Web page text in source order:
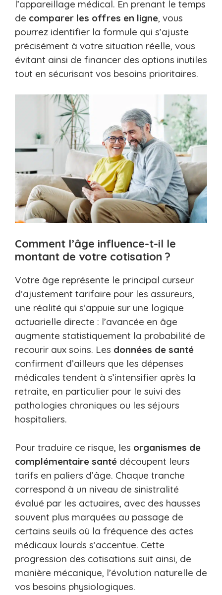
l’appareillage médical. En prenant le temps
de comparer les offres en ligne, vous
pourrez identifier la formule qui s’ajuste
précisément à votre situation réelle, vous
évitant ainsi de financer des options inutiles
tout en sécurisant vos besoins prioritaires.
Comment l’âge influence-t-il le
montant de votre cotisation ?
Votre âge représente le principal curseur
d’ajustement tarifaire pour les assureurs,
une réalité qui s’appuie sur une logique
actuarielle directe : l’avancée en âge
augmente statistiquement la probabilité de
recourir aux soins. Les données de santé
confirment d’ailleurs que les dépenses
médicales tendent à s’intensifier après la
retraite, en particulier pour le suivi des
pathologies chroniques ou les séjours
hospitaliers.
Pour traduire ce risque, les organismes de
complémentaire santé découpent leurs
tarifs en paliers d’âge. Chaque tranche
correspond à un niveau de sinistralité
évalué par les actuaires, avec des hausses
souvent plus marquées au passage de
certains seuils où la fréquence des actes
médicaux lourds s’accentue. Cette
progression des cotisations suit ainsi, de
manière mécanique, l’évolution naturelle de
vos besoins physiologiques.